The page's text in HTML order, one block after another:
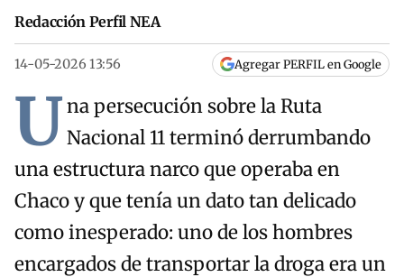
Redacción Perfil NEA
14-05-2026 13:56 Agregar PERFIL en Google
Una persecución sobre la Ruta
Nacional 11 terminó derrumbando
una estructura narco que operaba en
Chaco y que tenía un dato tan delicado
como inesperado: uno de los hombres
encargados de transportar la droga era un